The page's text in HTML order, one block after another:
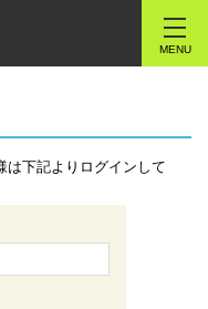
MENU
は下記よりログインして